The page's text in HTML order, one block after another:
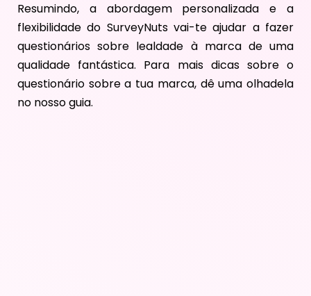
Resumindo, a abordagem personalizada e a
flexibilidade do SurveyNuts vai-te ajudar a fazer
questionários sobre lealdade à marca de uma
qualidade fantástica. Para mais dicas sobre o
questionário sobre a tua marca, dê uma olhadela
no nosso guia.